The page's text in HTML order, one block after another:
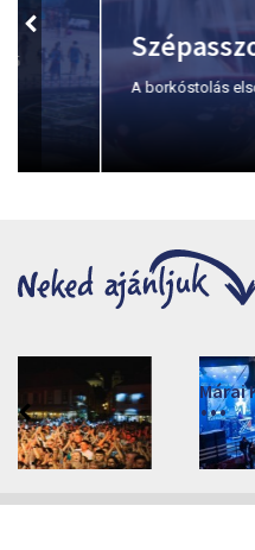
Szépasszony-
A borkóstolás első számú
Márai Központ 2026
2026. június 19. - 2026.
Márai Központ, Eger 3300,